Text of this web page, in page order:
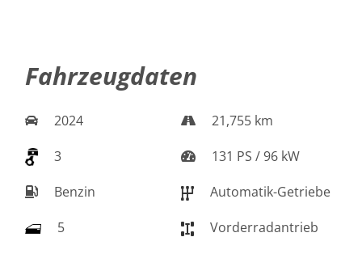
Fahrzeugdaten
2024
21,755 km
3
131 PS / 96 kW
Benzin
Automatik-Getriebe
5
Vorderradantrieb